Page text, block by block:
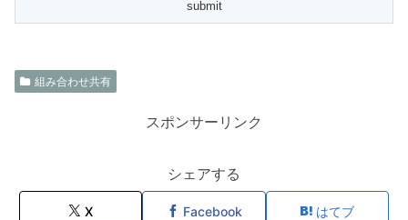
組み合わせ共有
スポンサーリンク
シェアする
X Facebook はてブ